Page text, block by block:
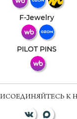
F-Jewelry
PILOT PINS
К